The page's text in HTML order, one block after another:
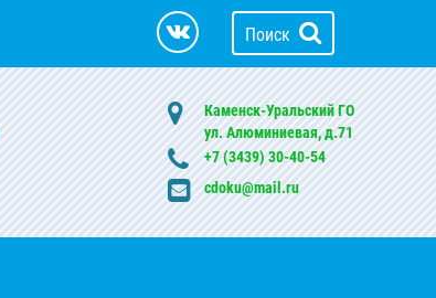
Поиск
Каменск-Уральский ГО
ул. Алюминиевая, д.71
+7 (3439) 30-40-54
cdoku@mail.ru